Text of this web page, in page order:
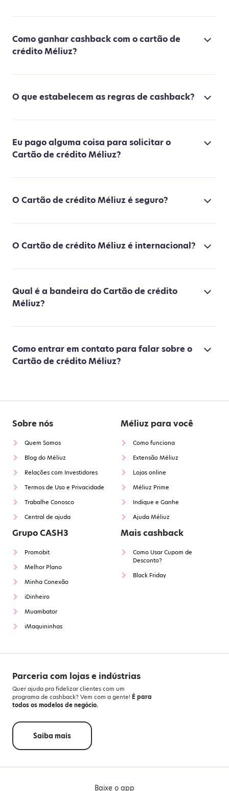
Como ganhar cashback com o cartão de
crédito Méliuz?
O que estabelecem as regras de cashback?
Eu pago alguma coisa para solicitar o
Cartão de crédito Méliuz?
O Cartão de crédito Méliuz é seguro?
O Cartão de crédito Méliuz é internacional?
Qual é a bandeira do Cartão de crédito
Méliuz?
Como entrar em contato para falar sobre o
Cartão de crédito Méliuz?
Sobre nós
Quem Somos
Blog do Méliuz
Relações com Investidores
Termos de Uso e Privacidade
Trabalhe Conosco
Central de ajuda
Méliuz para você
Como funciona
Extensão Méliuz
Lojas online
Méliuz Prime
Indique e Ganhe
Ajuda Méliuz
Grupo CASH3
Promobit
Melhor Plano
Minha Conexão
iDinheiro
Muambator
iMaquininhas
Mais cashback
Como Usar Cupom de
Desconto?
Black Friday
Parceria com lojas e indústrias
Quer ajuda pra fidelizar clientes com um
programa de cashback? Vem com a gente! É para
todos os modelos de negócio.
Saiba mais
Baixe o app